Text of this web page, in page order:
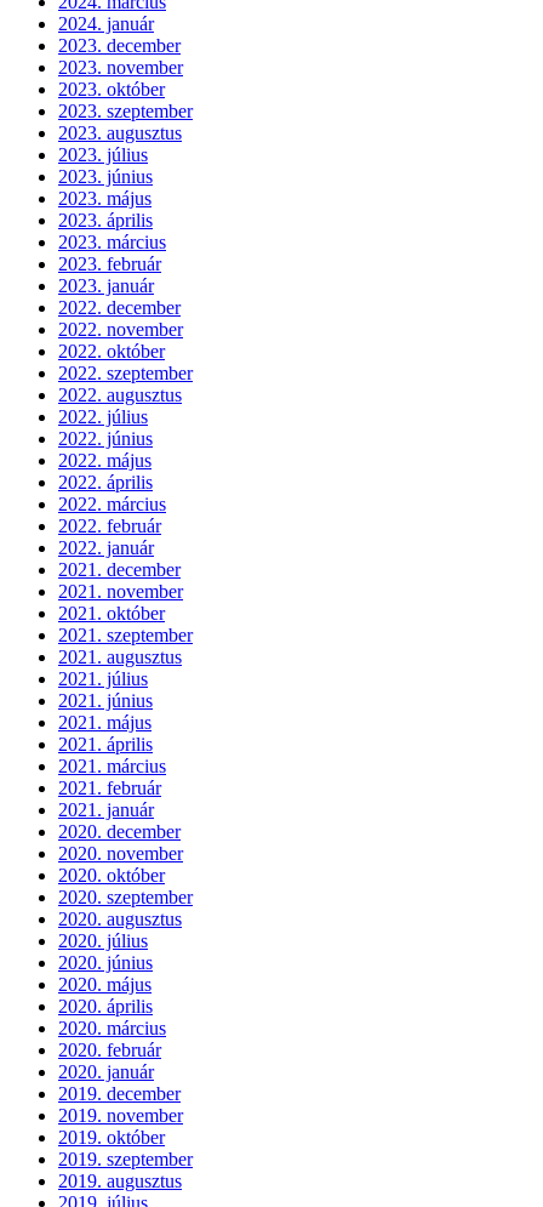
2024. január
2023. december
2023. november
2023. október
2023. szeptember
2023. augusztus
2023. július
2023. június
2023. május
2023. április
2023. március
2023. február
2023. január
2022. december
2022. november
2022. október
2022. szeptember
2022. augusztus
2022. július
2022. június
2022. május
2022. április
2022. március
2022. február
2022. január
2021. december
2021. november
2021. október
2021. szeptember
2021. augusztus
2021. július
2021. június
2021. május
2021. április
2021. március
2021. február
2021. január
2020. december
2020. november
2020. október
2020. szeptember
2020. augusztus
2020. július
2020. június
2020. május
2020. április
2020. március
2020. február
2020. január
2019. december
2019. november
2019. október
2019. szeptember
2019. augusztus
2019. július